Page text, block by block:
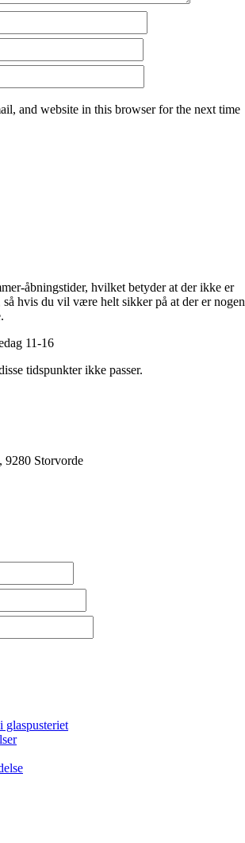
and website in this browser for the next time
åbningstider, hvilket betyder at der ikke er
så hvis du vil være helt sikker på at der er nogen
11-16
tidspunkter ikke passer.
9280 Storvorde
glaspusteriet